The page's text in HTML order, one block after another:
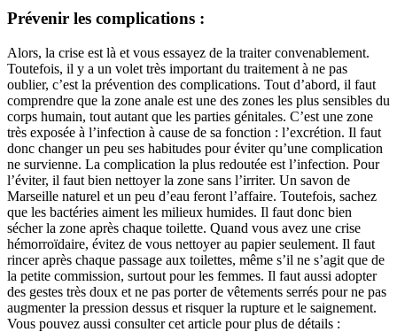
Prévenir les complications :
Alors, la crise est là et vous essayez de la traiter convenablement.
Toutefois, il y a un volet très important du traitement à ne pas
oublier, c’est la prévention des complications. Tout d’abord, il faut
comprendre que la zone anale est une des zones les plus sensibles du
corps humain, tout autant que les parties génitales. C’est une zone
très exposée à l’infection à cause de sa fonction : l’excrétion. Il faut
donc changer un peu ses habitudes pour éviter qu’une complication
ne survienne. La complication la plus redoutée est l’infection. Pour
l’éviter, il faut bien nettoyer la zone sans l’irriter. Un savon de
Marseille naturel et un peu d’eau feront l’affaire. Toutefois, sachez
que les bactéries aiment les milieux humides. Il faut donc bien
sécher la zone après chaque toilette. Quand vous avez une crise
hémorroïdaire, évitez de vous nettoyer au papier seulement. Il faut
rincer après chaque passage aux toilettes, même s’il ne s’agit que de
la petite commission, surtout pour les femmes. Il faut aussi adopter
des gestes très doux et ne pas porter de vêtements serrés pour ne pas
augmenter la pression dessus et risquer la rupture et le saignement.
Vous pouvez aussi consulter cet article pour plus de détails :